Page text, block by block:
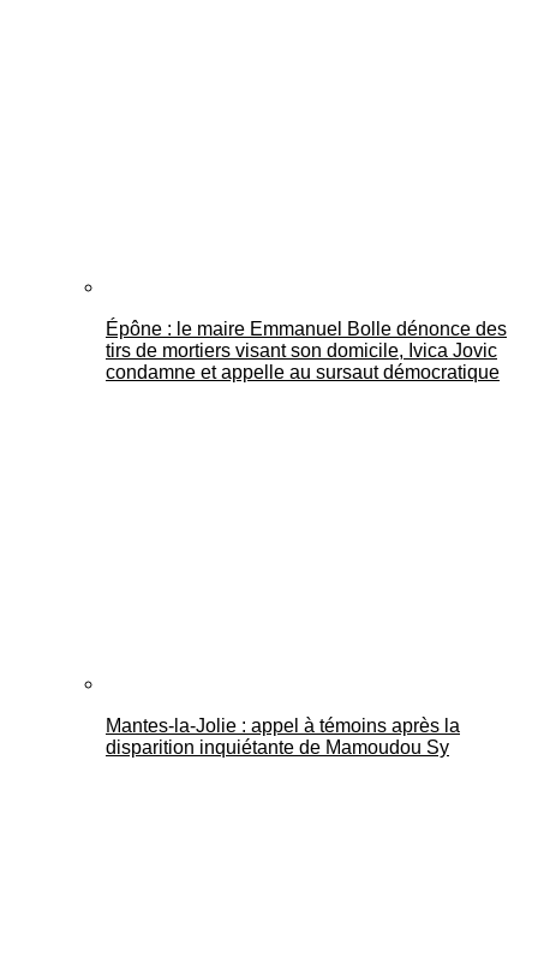
Épône : le maire Emmanuel Bolle dénonce des
tirs de mortiers visant son domicile, Ivica Jovic
condamne et appelle au sursaut démocratique
Mantes-la-Jolie : appel à témoins après la
disparition inquiétante de Mamoudou Sy